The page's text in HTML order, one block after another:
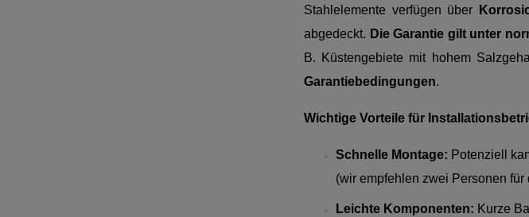
Stahlelemente verfügen über
abgedeckt. Die Garantie gilt unter
B. Küstengebiete mit hohem
Garantiebedingungen.
Wichtige Vorteile für
Schnelle Montage: Potenziell
(wir empfehlen zwei Personen
Leichte Komponenten: Kurze